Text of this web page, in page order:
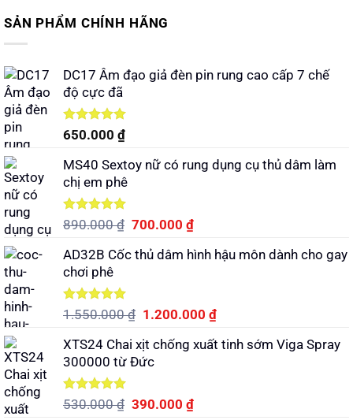
SẢN PHẨM CHÍNH HÃNG
DC17 Âm đạo giả đèn pin rung cao cấp 7 chế
độ cực đã
Được xếp
5 sao
650.000 ₫
MS40 Sextoy nữ có rung dụng cụ thủ dâm làm
chị em phê
Được xếp
5 sao
890.000₫ Giá
là:
700.000₫Giá
tại
AD32B Cốc thủ dâm hình hậu môn dành cho gay
chơi phê
Được xếp
5 sao
1.550.000₫ Giá
là:
1.550.000 ₫.
1.200.000₫Giá
tại
XTS24 Chai xịt chống xuất tinh sớm Viga Spray
300000 từ Đức
Được xếp
530.000₫ Giá
390.000₫Giá